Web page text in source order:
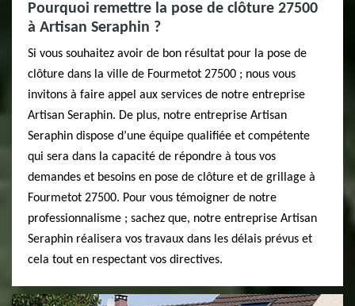
Pourquoi remettre la pose de clôture 27500
à Artisan Seraphin ?
Si vous souhaitez avoir de bon résultat pour la pose de
clôture dans la ville de Fourmetot 27500 ; nous vous
invitons à faire appel aux services de notre entreprise
Artisan Seraphin. De plus, notre entreprise Artisan
Seraphin dispose d’une équipe qualifiée et compétente
qui sera dans la capacité de répondre à tous vos
demandes et besoins en pose de clôture et de grillage à
Fourmetot 27500. Pour vous témoigner de notre
professionnalisme ; sachez que, notre entreprise Artisan
Seraphin réalisera vos travaux dans les délais prévus et
cela tout en respectant vos directives.